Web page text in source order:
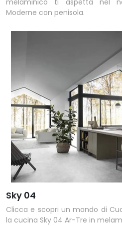
melaminico ti aspetta nel
Moderne con penisola.
Sky 04
Clicca e scopri un mondo di
la cucina Sky 04 Ar-Tre in